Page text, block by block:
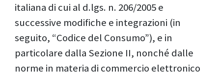
italiana di cui al d.lgs. n. 206/2005 e
successive modifiche e integrazioni (in
seguito, “Codice del Consumo”), e in
particolare dalla Sezione II, nonché dalle
norme in materia di commercio elettronico